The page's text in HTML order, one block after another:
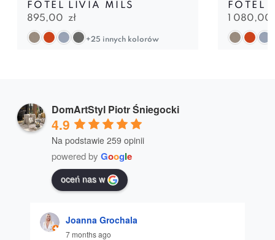
FOTEL LIVIA MILS
895,00 zł
+25 innych kolorów
FOTEL
1 080,00
DomArtStyl Piotr Śniegocki
4.9
Na podstawie 259 opinii
powered by Google
oceń nas w
Joanna Grochala
7 months ago